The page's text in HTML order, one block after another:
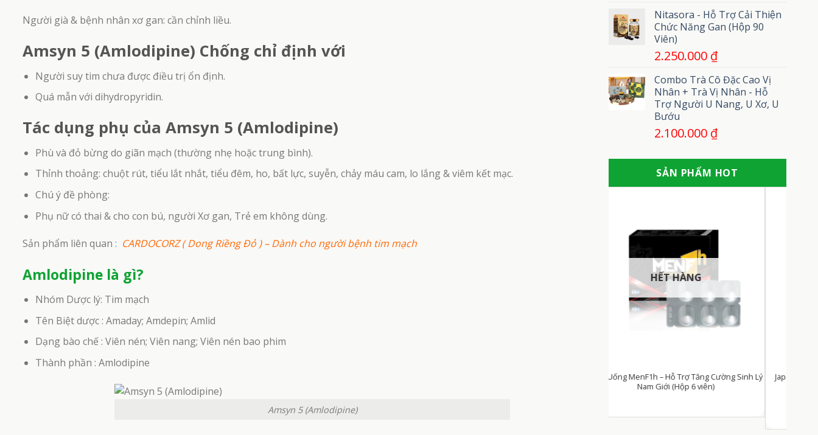
Người già & bệnh nhân xơ gan: cần chỉnh liều.
Amsyn 5 (Amlodipine) Chống chỉ định với
Người suy tim chưa được điều trị ổn định.
Quá mẫn với dihydropyridin.
Tác dụng phụ của Amsyn 5 (Amlodipine)
Phù và đỏ bừng do giãn mạch (thường nhẹ hoặc trung bình).
Thỉnh thoảng: chuột rút, tiểu lắt nhắt, tiểu đêm, ho, bất lực, suyễn, chảy máu cam, lo lắng & viêm kết mạc.
Chú ý đề phòng:
Phụ nữ có thai & cho con bú, người Xơ gan, Trẻ em không dùng.
Sản phẩm liên quan : CARDOCORZ ( Dong Riềng Đỏ ) – Dành cho người bệnh tim mạch
Amlodipine là gì?
Nhóm Dược lý: Tim mạch
Tên Biệt dược : Amaday; Amdepin; Amlid
Dạng bào chế : Viên nén; Viên nang; Viên nén bao phim
Thành phần : Amlodipine
Amsyn 5 (Amlodipine)
Nitasora - Hỗ Trợ Cải Thiện
Chức Năng Gan (Hộp 90
Viên)
2.250.000 ₫
Combo Trà Cô Đặc Cao Vị
Nhân + Trà Vị Nhân - Hỗ
Trợ Người U Nang, U Xơ, U
Bướu
2.100.000 ₫
SẢN PHẨM HOT
HẾT HÀNG HẾT HÀNG
Japa Kids – Siro Hỗ Trợ Ăn Ngon Miệng (Chai
100ml)